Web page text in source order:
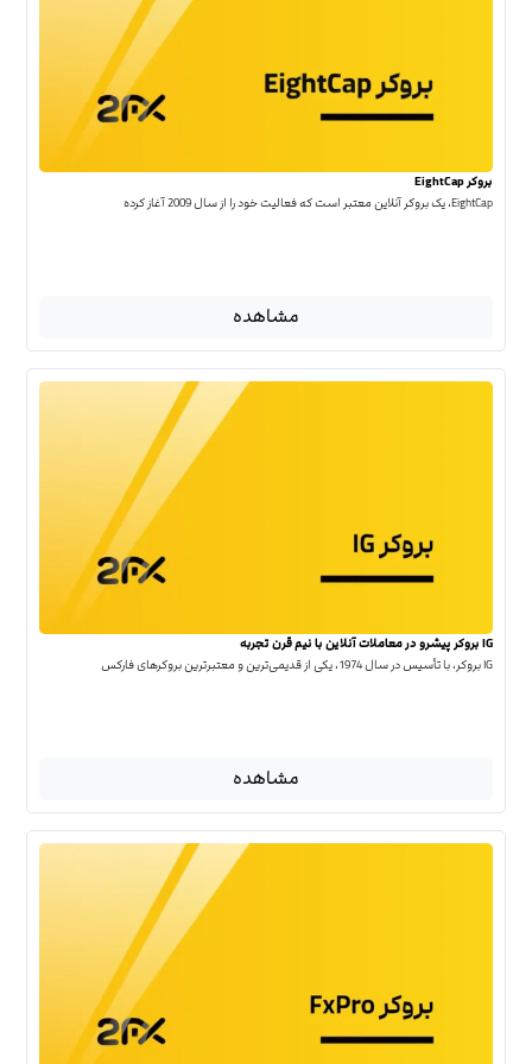
بروکر EightCap
EightCap، یک بروکر آنلاین معتبر است که فعالیت خود را از سال 2009 آغاز کرده
مشاهده
IG بروکر پیشرو در معاملات آنلاین با نیم قرن تجربه
IG بروکر، با تأسیس در سال 1974، یکی از قدیمی‌ترین و معتبرترین بروکرهای فارکس
مشاهده